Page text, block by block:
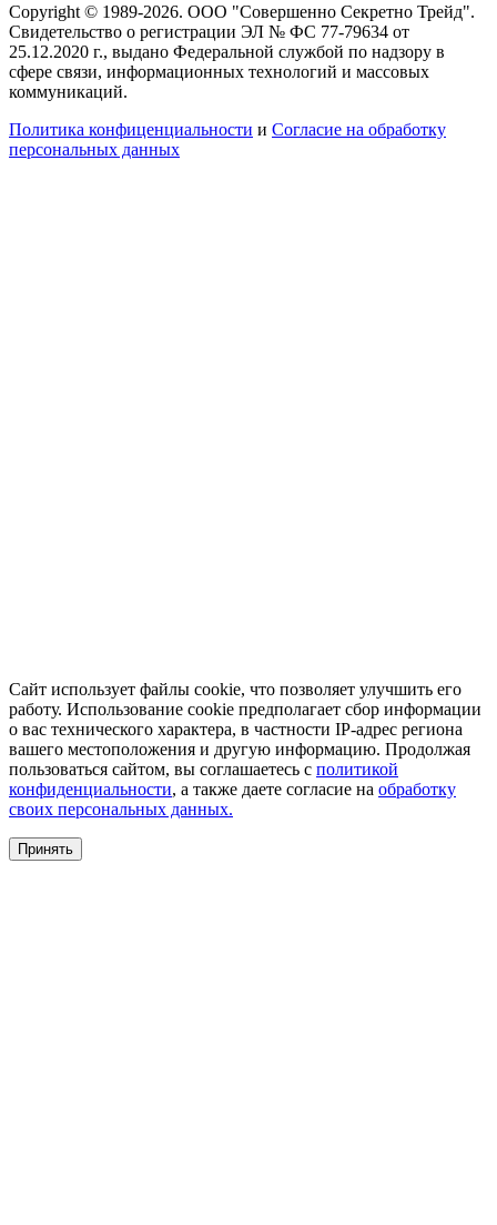
Copyright © 1989-2026. ООО "Совершенно Секретно Трейд".
Свидетельство о регистрации ЭЛ № ФС 77-79634 от
25.12.2020 г., выдано Федеральной службой по надзору в
сфере связи, информационных технологий и массовых
коммуникаций.
Политика конфиценциальности и Согласие на обработку
персональных данных
Сайт использует файлы cookie, что позволяет улучшить его
работу. Использование cookie предполагает сбор информации
о вас технического характера, в частности IP-адрес региона
вашего местоположения и другую информацию. Продолжая
пользоваться сайтом, вы соглашаетесь с политикой
конфиденциальности, а также даете согласие на обработку
своих персональных данных.
Принять